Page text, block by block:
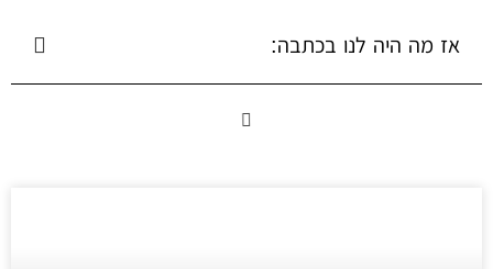
אז מה היה לנו בכתבה: